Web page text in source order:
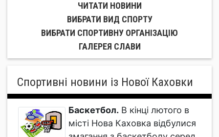
ЧИТАТИ НОВИНИ
ВИБРАТИ ВИД СПОРТУ
ВИБРАТИ СПОРТИВНУ ОРГАНIЗАЦIЮ
ГАЛЕРЕЯ СЛАВИ
Спортивні новини із Нової Каховки
Баскетбол. В кінці лютого в
місті Нова Каховка відбулися